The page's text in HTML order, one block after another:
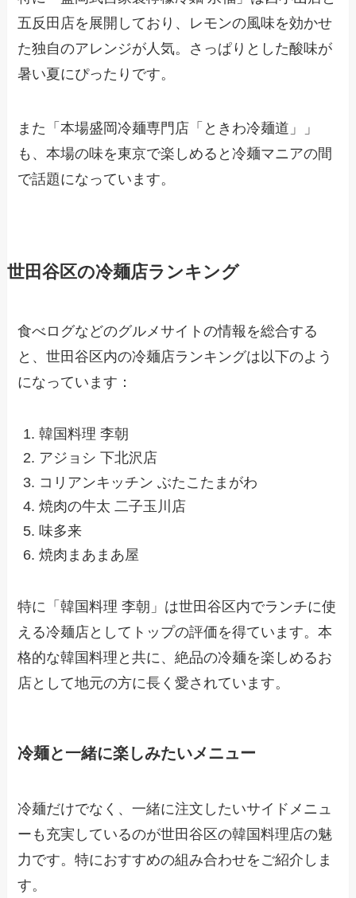
五反田店を展開しており、レモンの風味を効かせ
た独自のアレンジが人気。さっぱりとした酸味が
暑い夏にぴったりです。
また「本場盛岡冷麺専門店「ときわ冷麺道」」
も、本場の味を東京で楽しめると冷麺マニアの間
で話題になっています。
世田谷区の冷麺店ランキング
食べログなどのグルメサイトの情報を総合する
と、世田谷区内の冷麺店ランキングは以下のよう
になっています：
韓国料理 李朝
アジョシ 下北沢店
コリアンキッチン ぶたこたまがわ
焼肉の牛太 二子玉川店
味多来
焼肉まあまあ屋
特に「韓国料理 李朝」は世田谷区内でランチに使
える冷麺店としてトップの評価を得ています。本
格的な韓国料理と共に、絶品の冷麺を楽しめるお
店として地元の方に長く愛されています。
冷麺と一緒に楽しみたいメニュー
冷麺だけでなく、一緒に注文したいサイドメニュ
ーも充実しているのが世田谷区の韓国料理店の魅
力です。特におすすめの組み合わせをご紹介しま
す。